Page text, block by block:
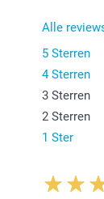
Alle
5 Sterren
4 Sterren
3 Sterren
2 Sterren
1 Ster